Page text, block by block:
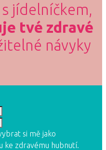
s jídelníčkem,
tvé zdravé
návyky
si mě jako
ke zdravému hubnutí.